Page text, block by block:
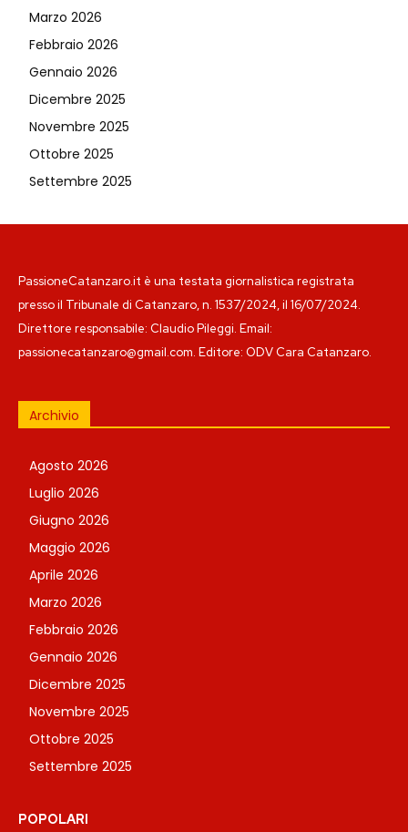
Marzo 2026
Febbraio 2026
Gennaio 2026
Dicembre 2025
Novembre 2025
Ottobre 2025
Settembre 2025
PassioneCatanzaro.it è una testata giornalistica registrata
presso il Tribunale di Catanzaro, n. 1537/2024, il 16/07/2024.
Direttore responsabile: Claudio Pileggi. Email:
passionecatanzaro@gmail.com. Editore: ODV Cara Catanzaro.
Archivio
Agosto 2026
Luglio 2026
Giugno 2026
Maggio 2026
Aprile 2026
Marzo 2026
Febbraio 2026
Gennaio 2026
Dicembre 2025
Novembre 2025
Ottobre 2025
Settembre 2025
POPOLARI